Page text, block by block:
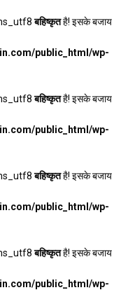
बहिष्कृतहै! इसके बजाय
public_html/wp-
बहिष्कृतहै! इसके बजाय
public_html/wp-
बहिष्कृतहै! इसके बजाय
public_html/wp-
बहिष्कृतहै! इसके बजाय
public_html/wp-